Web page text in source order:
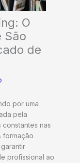
O
São
de
por uma
pela
nas
formação
profissional ao